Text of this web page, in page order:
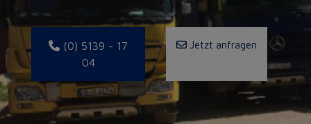
(0) 5139 - 17
04
Jetzt anfragen